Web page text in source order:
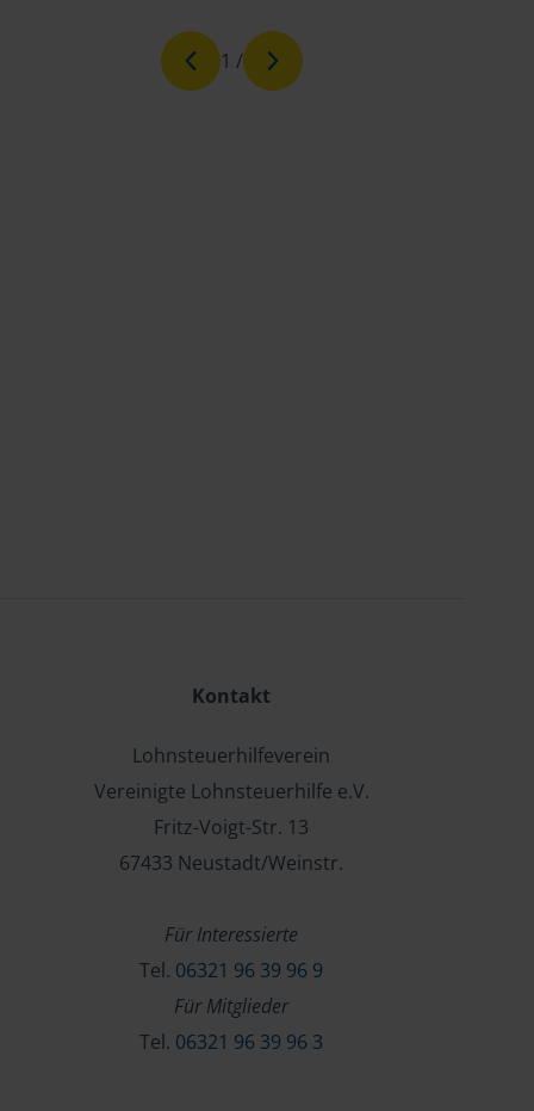
1 /
Kontakt
Lohnsteuerhilfeverein
Vereinigte Lohnsteuerhilfe e.V.
Fritz-Voigt-Str. 13
67433 Neustadt/Weinstr.
Für Interessierte
Tel. 06321 96 39 96 9
Für Mitglieder
Tel. 06321 96 39 96 3